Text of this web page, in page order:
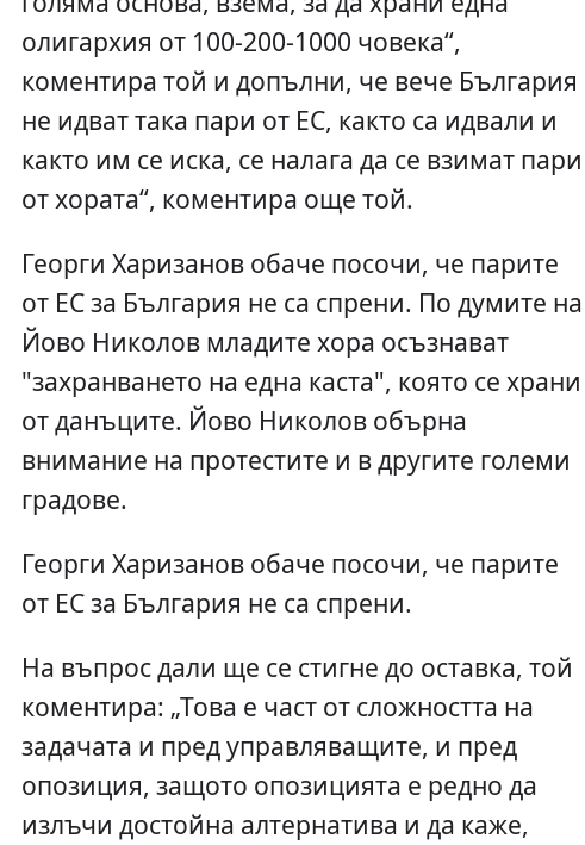
олигархия от 100-200-1000 човека“,
коментира той и допълни, че вече България
не идват така пари от ЕС, както са идвали и
както им се иска, се налага да се взимат пари
от хората“, коментира още той.
Георги Харизанов обаче посочи, че парите
от ЕС за България не са спрени. По думите на
Йово Николов младите хора осъзнават
"захранването на една каста", която се храни
от данъците. Йово Николов обърна
внимание на протестите и в другите големи
градове.
Георги Харизанов обаче посочи, че парите
от ЕС за България не са спрени.
На въпрос дали ще се стигне до оставка, той
коментира: „Това е част от сложността на
задачата и пред управляващите, и пред
опозиция, защото опозицията е редно да
излъчи достойна алтернатива и да каже,